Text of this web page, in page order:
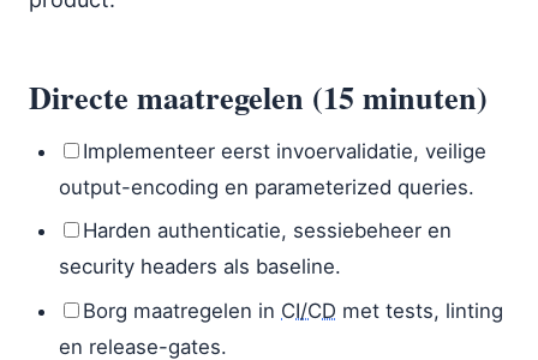
Directe maatregelen (15 minuten)
Implementeer eerst invoervalidatie, veilige
output-encoding en parameterized queries.
Harden authenticatie, sessiebeheer en
security headers als baseline.
Borg maatregelen in CI/CD met tests, linting
en release-gates.